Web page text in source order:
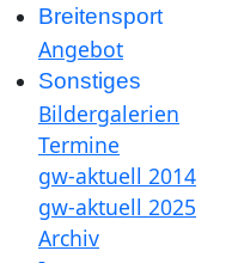
Breitensport
Angebot
Sonstiges
Bildergalerien
Termine
gw-aktuell 2014
gw-aktuell 2025
Archiv